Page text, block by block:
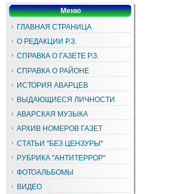
Меню
ГЛАВНАЯ СТРАНИЦА
О РЕДАКЦИИ Р.З.
СПРАВКА О ГАЗЕТЕ Р.З.
СПРАВКА О РАЙОНЕ
ИСТОРИЯ АВАРЦЕВ
ВЫДАЮЩИЕСЯ ЛИЧНОСТИ
АВАРСКАЯ МУЗЫКА
АРХИВ НОМЕРОВ ГАЗЕТ
СТАТЬИ "БЕЗ ЦЕНЗУРЫ"
РУБРИКА "АНТИТЕРРОР"
ФОТОАЛЬБОМЫ
ВИДЕО